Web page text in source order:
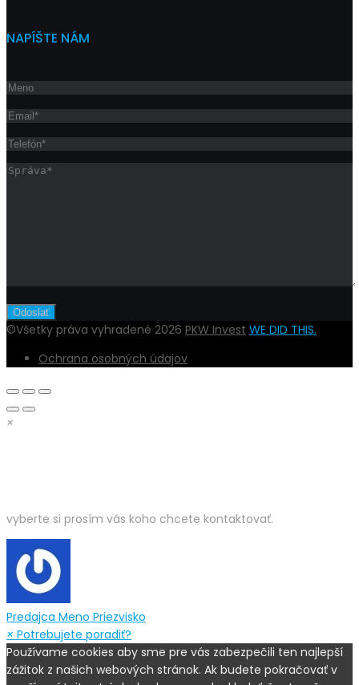
NAPÍŠTE NÁM
©Všetky práva vyhradené 2026 PKW Invest WE DID THIS.
Ochrana osobných údajov
×
vyberte si prosím vás koho chcete kontaktovať.
Predajca Meno Priezvisko
× Potrebujete poradiť?
Používame cookies aby sme pre vás zabezpečili ten najlepší
zážitok z našich webových stránok. Ak budete pokračovať v